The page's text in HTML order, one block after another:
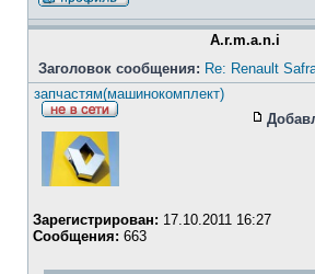
A.r.m.a.n.i
Заголовок сообщения: Re: Renault
запчастям(машинокомплект)
Зарегистрирован: 17.10.2011 16:27
Сообщения: 663